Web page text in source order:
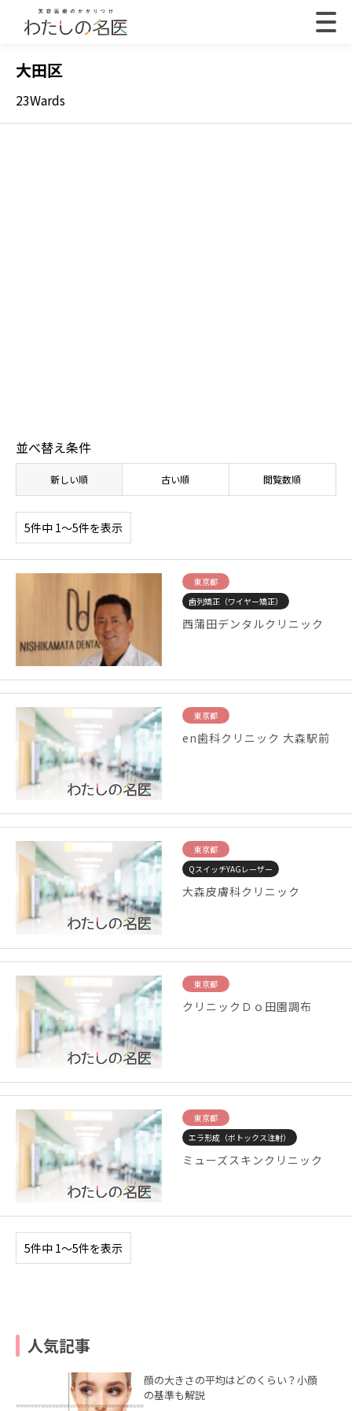
大田区
23Wards
並べ替え条件
新しい順 古い順 閲覧数順
5件中 1〜5件を表示
東京都
歯列矯正（ワイヤー矯正）
西蒲田デンタルクリニック
東京都
en歯科クリニック 大森駅前
東京都
QスイッチYAGレーザー
大森皮膚科クリニック
東京都
クリニックＤｏ田園調布
東京都
エラ形成（ボトックス注射）
ミューズスキンクリニック
5件中 1〜5件を表示
人気記事
顔の大きさの平均はどのくらい？小顔
の基準も解説